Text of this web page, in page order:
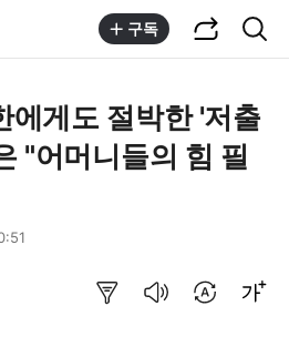
구독
게도 절박한 '저출
"어머니들의 힘 필